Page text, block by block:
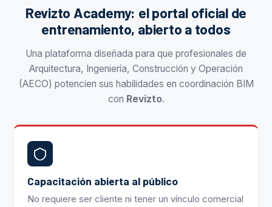
Revizto Academy: el portal oficial de
entrenamiento, abierto a todos
Una plataforma diseñada para que profesionales de
Arquitectura, Ingeniería, Construcción y Operación
(AECO) potencien sus habilidades en coordinación BIM
con Revizto.
Capacitación abierta al público
No requiere ser cliente ni tener un vínculo comercial